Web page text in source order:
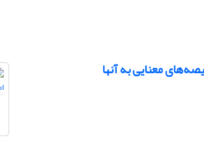
معنایی به آنها